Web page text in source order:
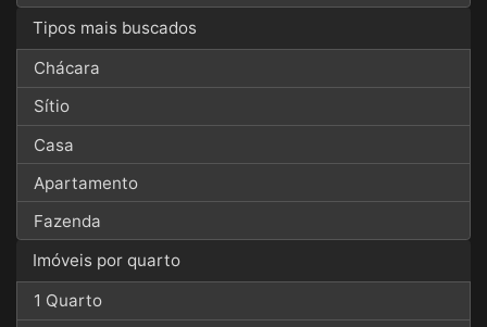
Tipos mais buscados
Chácara
Sítio
Casa
Apartamento
Fazenda
Imóveis por quarto
1 Quarto